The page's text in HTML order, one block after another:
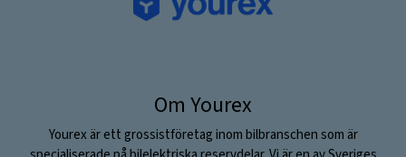
Om Yourex
Yourex är ett grossistföretag inom bilbranschen som är